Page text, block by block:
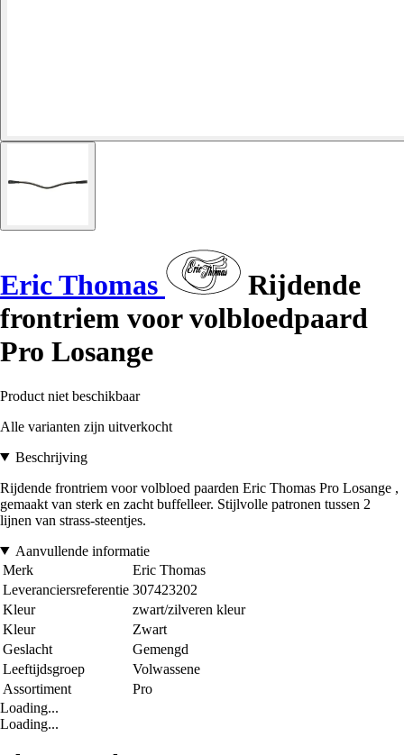
Eric Thomas
Rijdende
frontriem voor volbloedpaard
Pro Losange
Product niet beschikbaar
Alle varianten zijn uitverkocht
Beschrijving
Rijdende frontriem voor volbloed paarden Eric Thomas Pro Losange ,
gemaakt van sterk en zacht buffelleer. Stijlvolle patronen tussen 2
lijnen van strass-steentjes.
Aanvullende informatie
Merk
Eric Thomas
Leveranciersreferentie 307423202
Kleur
zwart/zilveren kleur
Kleur
Zwart
Geslacht
Gemengd
Leeftijdsgroep
Volwassene
Assortiment
Pro
Loading...
Loading...